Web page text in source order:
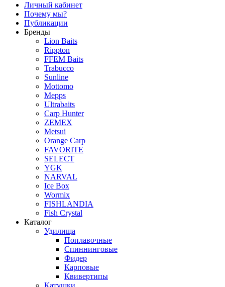
Личный кабинет
Почему мы?
Публикации
Бренды
Lion Baits
Rippton
FFEM Baits
Trabucco
Sunline
Mottomo
Mepps
Ultrabaits
Carp Hunter
ZEMEX
Metsui
Orange Carp
FAVORITE
SELECT
YGK
NARVAL
Ice Box
Wormix
FISHLANDIA
Fish Crystal
Каталог
Удилища
Поплавочные
Спиннинговые
Фидер
Карповые
Квивертипы